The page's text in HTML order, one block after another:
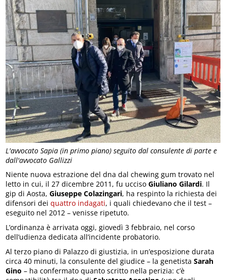
L'avvocato Sapia (in primo piano) seguito dal consulente di parte e
dall'avvocato Gallizzi
Niente nuova estrazione del dna dal chewing gum trovato nel
letto in cui, il 27 dicembre 2011, fu uccisoGiuliano Gilardi. Il
gip di Aosta,Giuseppe Colazingari, ha respinto la richiesta dei
difensori deiquattro indagati, i quali chiedevano che il test –
eseguito nel 2012 – venisse ripetuto.
L’ordinanza è arrivata oggi, giovedì 3 febbraio, nel corso
dell’udienza dedicata all’incidente probatorio.
Al terzo piano di Palazzo di giustizia, in un’esposizione durata
circa 40 minuti, la consulente del giudice – la genetistaSarah
Gino – ha confermato quanto scritto nella perizia: c’è